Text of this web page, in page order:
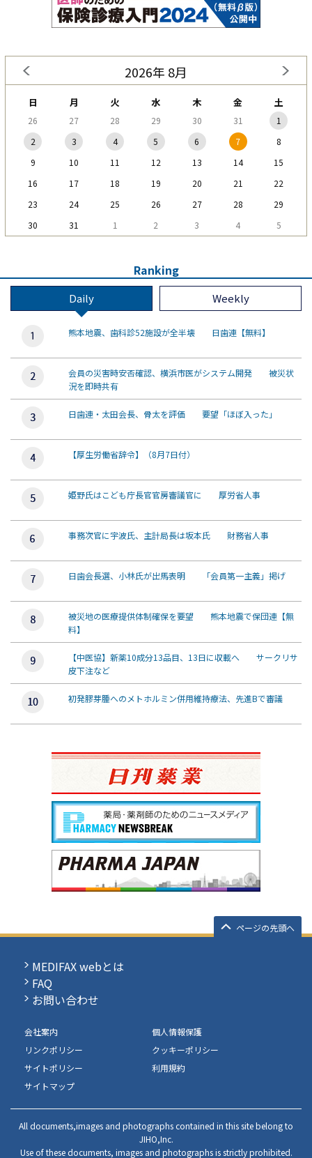
2026年 8月
日 月 火 水 木 金 土
26 27 28 29 30 31
1
2
3 4 5 6 7
8
9
10 11 12 13 14
15
16
17 18 19 20 21
22
23
24 25 26 27 28
29
30
31 1 2 3 4 5
Ranking
Daily Weekly
熊本地震、歯科診52施設が全半壊 日歯連【無料】
会員の災害時安否確認、横浜市医がシステム開発 被災状
況を即時共有
日歯連・太田会長、骨太を評価 要望「ほぼ入った」
【厚生労働省辞令】（8月7日付）
姫野氏はこども庁長官官房審議官に 厚労省人事
事務次官に宇波氏、主計局長は坂本氏 財務省人事
日歯会長選、小林氏が出馬表明 「会員第一主義」掲げ
被災地の医療提供体制確保を要望 熊本地震で保団連【無
料】
【中医協】新薬10成分13品目、13日に収載へ サークリサ
皮下注など
初発膠芽腫へのメトホルミン併用維持療法、先進Bで審議
ページの先頭へ
MEDIFAX webとは
FAQ
お問い合わせ
会社案内
個人情報保護
リンクポリシー
クッキーポリシー
サイトポリシー
利用規約
サイトマップ
All documents,images and photographs contained in this site belong to
JIHO,Inc.
Use of these documents, images and photographs is strictly prohibited.